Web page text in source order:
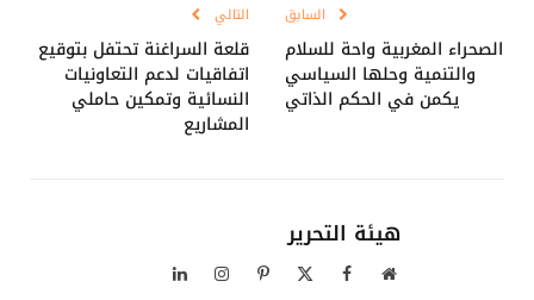
السابق
الصحراء المغربية واحة للسلام
والتنمية وحلها السياسي
يكمن في الحكم الذاتي
التالي
قلعة السراغنة تحتفل بتوقيع
اتفاقيات لدعم التعاونيات
النسائية وتمكين حاملي
المشاريع
هيئة التحرير
موقع فيسبوك بينتيريستالانستغراملينكدإن